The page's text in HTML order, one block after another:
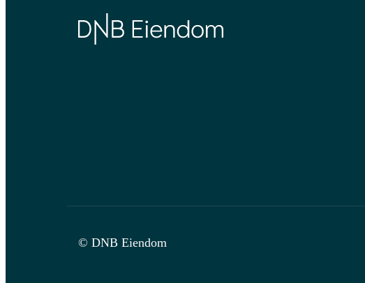
© DNB Eiendom